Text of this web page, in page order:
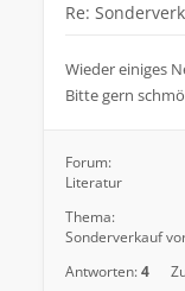
Re:
Wieder einiges
Bitte gern
Forum:
Literatur
Thema:
Sonderverkauf
Antworten:4